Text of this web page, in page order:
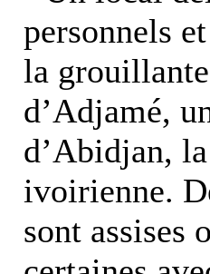
personnels
la
d’Adjamé,
d’Abidjan,
ivoirienne.
sont assises